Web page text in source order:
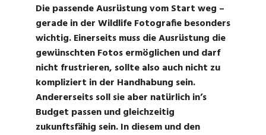
Die passende Ausrüstung vom Start weg –
gerade in der Wildlife Fotografie besonders
wichtig. Einerseits muss die Ausrüstung die
gewünschten Fotos ermöglichen und darf
nicht frustrieren, sollte also auch nicht zu
kompliziert in der Handhabung sein.
Andererseits soll sie aber natürlich in’s
Budget passen und gleichzeitig
zukunftsfähig sein. In diesem und den